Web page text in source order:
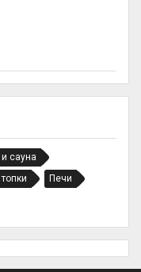
сауна
Печи